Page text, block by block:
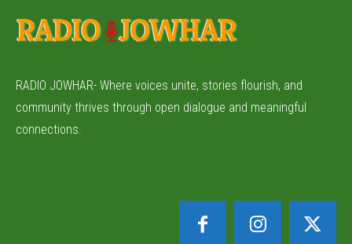
RADIO JOWHAR- Where voices unite, stories flourish, and
community thrives through open dialogue and meaningful
connections.